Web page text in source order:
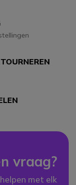
vraag?
met elk